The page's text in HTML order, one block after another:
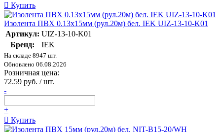
Купить
Изолента ПВХ 0.13х15мм (рул.20м) бел. IEK UIZ-13-10-K01
Артикул: UIZ-13-10-K01
Бренд:
IEK
На складе 8947 шт.
Обновлено 06.08.2026
Розничная цена:
72.59 руб. / шт.
-
+
Купить